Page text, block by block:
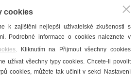
T. G. Masaryk
Mandloně
Ubytování
Restaurace
muzeum a galerie
cookies
k zajištění nejlepší uživatelské zkušenosti s
Podrobné informace o cookies naleznete v
. Kliknutím na Přijmout všechny cookies
užívat všechny typy cookies. Chcete-li povolit
cookies, můžete tak učinit v sekci Nastavení